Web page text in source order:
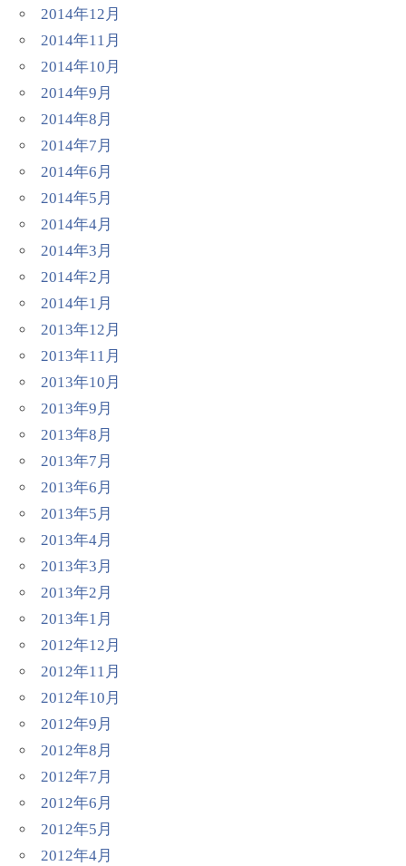
2014年12月
2014年11月
2014年10月
2014年9月
2014年8月
2014年7月
2014年6月
2014年5月
2014年4月
2014年3月
2014年2月
2014年1月
2013年12月
2013年11月
2013年10月
2013年9月
2013年8月
2013年7月
2013年6月
2013年5月
2013年4月
2013年3月
2013年2月
2013年1月
2012年12月
2012年11月
2012年10月
2012年9月
2012年8月
2012年7月
2012年6月
2012年5月
2012年4月